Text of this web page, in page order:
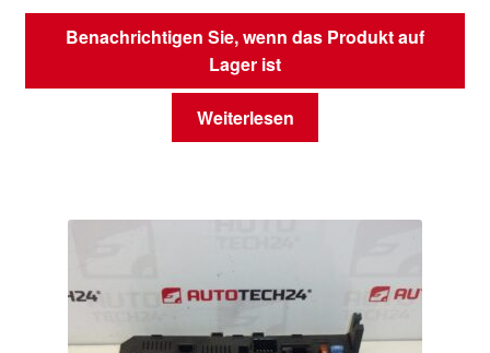
Benachrichtigen Sie, wenn das Produkt auf
Lager ist
Weiterlesen